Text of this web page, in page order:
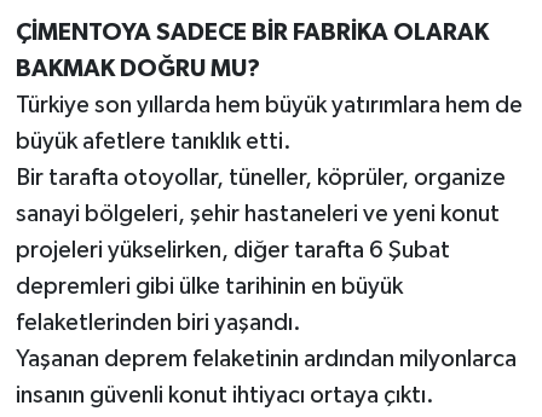
ÇİMENTOYA SADECE BİR FABRİKA OLARAK
BAKMAK DOĞRU MU?
Türkiye son yıllarda hem büyük yatırımlara hem de
büyük afetlere tanıklık etti.
Bir tarafta otoyollar, tüneller, köprüler, organize
sanayi bölgeleri, şehir hastaneleri ve yeni konut
projeleri yükselirken, diğer tarafta 6 Şubat
depremleri gibi ülke tarihinin en büyük
felaketlerinden biri yaşandı.
Yaşanan deprem felaketinin ardından milyonlarca
insanın güvenli konut ihtiyacı ortaya çıktı.